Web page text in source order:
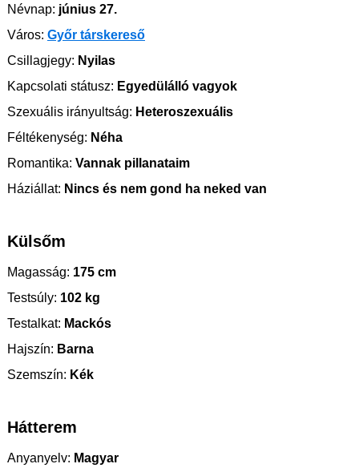
Névnap: június 27.
Város: Győr társkereső
Csillagjegy: Nyilas
Kapcsolati státusz: Egyedülálló vagyok
Szexuális irányultság: Heteroszexuális
Féltékenység: Néha
Romantika: Vannak pillanataim
Háziállat: Nincs és nem gond ha neked van
Külsőm
Magasság: 175 cm
Testsúly: 102 kg
Testalkat: Mackós
Hajszín: Barna
Szemszín: Kék
Hátterem
Anyanyelv: Magyar